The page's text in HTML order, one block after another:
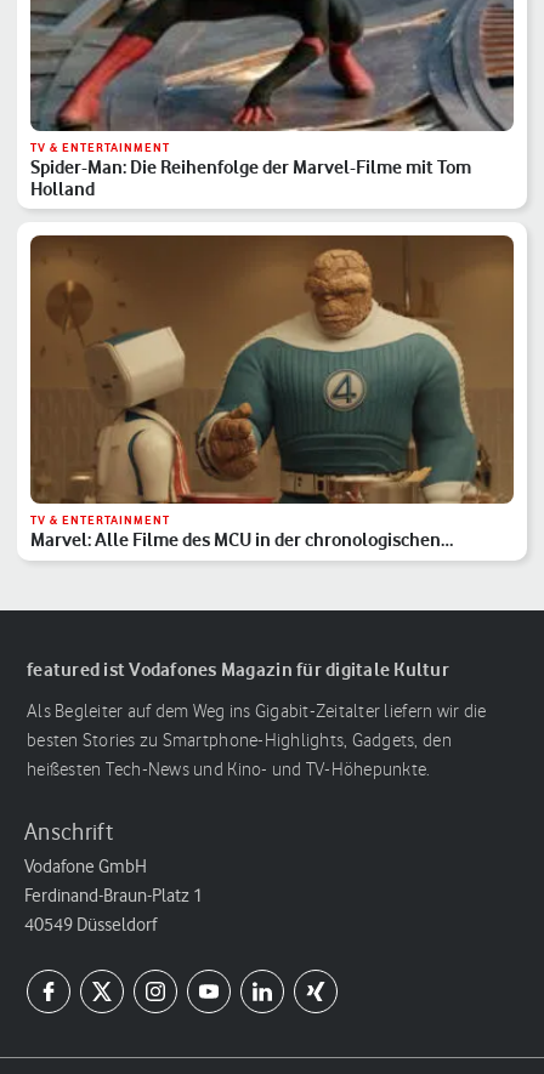
TV & ENTERTAINMENT
Spider-Man: Die Reihenfolge der Marvel-Filme mit Tom
Holland
TV & ENTERTAINMENT
Marvel: Alle Filme des MCU in der chronologischen
Reihenfolge
featured ist Vodafones Magazin für digitale Kultur
Als Begleiter auf dem Weg ins Gigabit-Zeitalter liefern wir die
besten Stories zu Smartphone-Highlights, Gadgets, den
heißesten Tech-News und Kino- und TV-Höhepunkte.
Anschrift
Vodafone GmbH
Ferdinand-Braun-Platz 1
40549 Düsseldorf